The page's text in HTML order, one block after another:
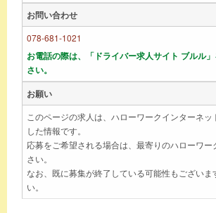
お問い合わせ
078-681-1021
お電話の際は、「ドライバー求人サイト ブルル
さい。
お願い
このページの求人は、ハローワークインターネ
した情報です。
応募をご希望される場合は、最寄りのハローワ
さい。
なお、既に募集が終了している可能性もございま
い。